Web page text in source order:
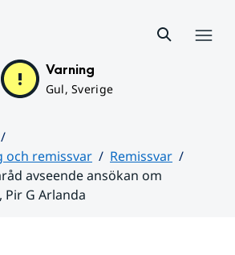
Varning
Gul, Sverige
och remissvar
Remissvar
avseende ansökan om
G Arlanda